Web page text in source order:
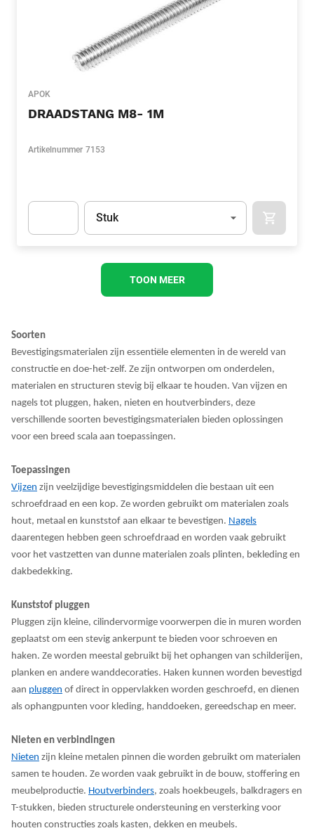
APOK
DRAADSTANG M8- 1M
Artikelnummer 7153
Eenheid
Stuk
TOON MEER
Soorten
Bevestigingsmaterialen zijn essentiële elementen in de wereld van
constructie en doe-het-zelf. Ze zijn ontworpen om onderdelen,
materialen en structuren stevig bij elkaar te houden. Van vijzen en
nagels tot pluggen, haken, nieten en houtverbinders, deze
verschillende soorten bevestigingsmaterialen bieden oplossingen
voor een breed scala aan toepassingen.
Toepassingen
Vijzen zijn veelzijdige bevestigingsmiddelen die bestaan uit een
schroefdraad en een kop. Ze worden gebruikt om materialen zoals
hout, metaal en kunststof aan elkaar te bevestigen. Nagels
daarentegen hebben geen schroefdraad en worden vaak gebruikt
voor het vastzetten van dunne materialen zoals plinten, bekleding en
dakbedekking.
Kunststof pluggen
Pluggen zijn kleine, cilindervormige voorwerpen die in muren worden
geplaatst om een stevig ankerpunt te bieden voor schroeven en
haken. Ze worden meestal gebruikt bij het ophangen van schilderijen,
planken en andere wanddecoraties. Haken kunnen worden bevestigd
aan pluggen of direct in oppervlakken worden geschroefd, en dienen
als ophangpunten voor kleding, handdoeken, gereedschap en meer.
Nieten en verbindingen
Nieten zijn kleine metalen pinnen die worden gebruikt om materialen
samen te houden. Ze worden vaak gebruikt in de bouw, stoffering en
meubelproductie. Houtverbinders, zoals hoekbeugels, balkdragers en
T-stukken, bieden structurele ondersteuning en versterking voor
houten constructies zoals kasten, dekken en meubels.